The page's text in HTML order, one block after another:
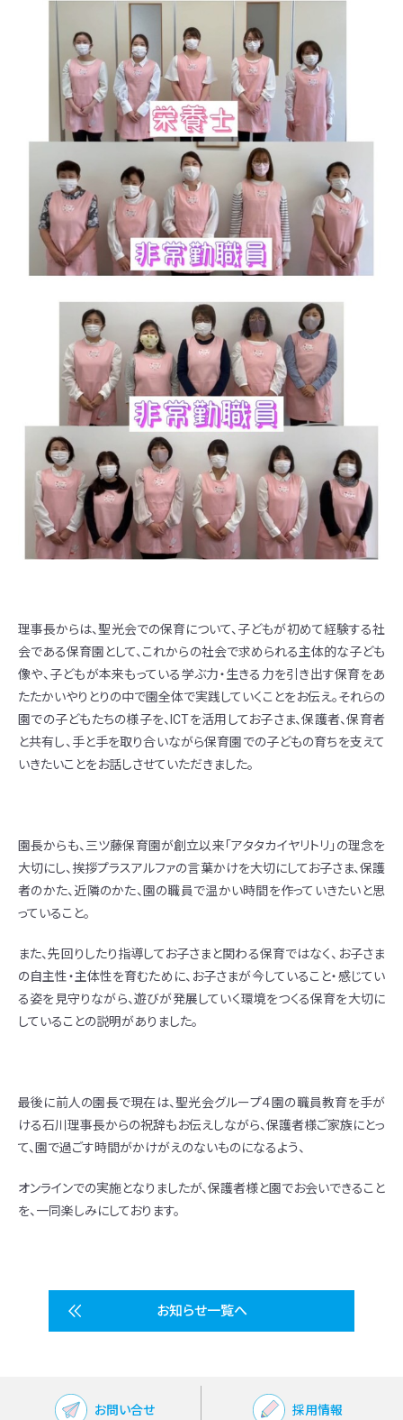
理事長からは、聖光会での保育について、子どもが初めて経験する社
会である保育園として、これからの社会で求められる主体的な子ども
像や、子どもが本来もっている学ぶ力・生きる力を引き出す保育をあ
たたかいやりとりの中で園全体で実践していくことをお伝え。それらの
園での子どもたちの様子を、ICTを活用してお子さま、保護者、保育者
と共有し、手と手を取り合いながら保育園での子どもの育ちを支えて
いきたいことをお話しさせていただきました。
園長からも、三ツ藤保育園が創立以来「アタタカイヤリトリ」の理念を
大切にし、挨拶プラスアルファの言葉かけを大切にしてお子さま、保護
者のかた、近隣のかた、園の職員で温かい時間を作っていきたいと思
っていること。
また、先回りしたり指導してお子さまと関わる保育ではなく、お子さま
の自主性・主体性を育むために、お子さまが今していること・感じてい
る姿を見守りながら、遊びが発展していく環境をつくる保育を大切に
していることの説明がありました。
最後に前人の園長で現在は、聖光会グループ４園の職員教育を手が
ける石川理事長からの祝辞もお伝えしながら、保護者様ご家族にとっ
て、園で過ごす時間がかけがえのないものになるよう、
オンラインでの実施となりましたが、保護者様と園でお会いできること
を、一同楽しみにしております。
お知らせ一覧へ
お問い合せ 採用情報